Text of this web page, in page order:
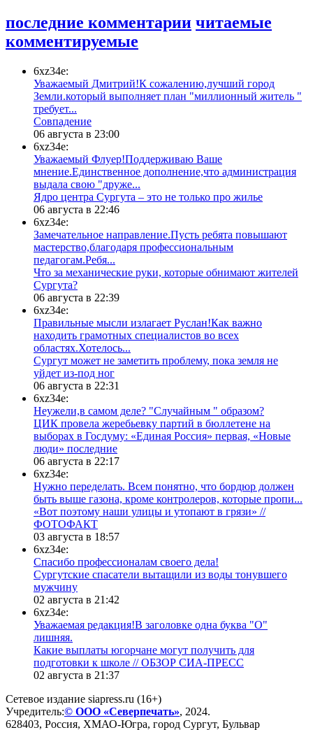
последние комментарии читаемые
комментируемые
6xz34e:
Уважаемый Дмитрий!К сожалению,лучший город
Земли.который выполняет план "миллионный житель "
требует...
​Совпадение
06 августа в 23:00
6xz34e:
Уважаемый Флуер!Поддерживаю Ваше
мнение.Единственное дополнение,что администрация
выдала свою "друже...
​Ядро центра Сургута ‒ это не только про жилье
06 августа в 22:46
6xz34e:
Замечательное направление.Пусть ребята повышают
мастерство,благодаря профессиональным
педагогам.Ребя...
​Что за механические руки, которые обнимают жителей
Сургута?
06 августа в 22:39
6xz34e:
Правильные мысли излагает Руслан!Как важно
находить грамотных специалистов во всех
областях.Хотелось...
Сургут может не заметить проблему, пока земля не
уйдет из-под ног
06 августа в 22:31
6xz34e:
Неужели,в самом деле? "Случайным " образом?
ЦИК провела жеребьевку партий в бюллетене на
выборах в Госдуму: «Единая Россия» первая, «Новые
люди» последние
06 августа в 22:17
6xz34e:
Нужно переделать. Всем понятно, что бордюр должен
быть выше газона, кроме контролеров, которые пропи...
«Вот поэтому наши улицы и утопают в грязи» //
ФОТОФАКТ
03 августа в 18:57
6xz34e:
Спасибо профессионалам своего дела!
Сургутские спасатели вытащили из воды тонувшего
мужчину
02 августа в 21:42
6xz34e:
Уважаемая редакция!В заголовке одна буква "О"
лишняя.
Какие выплаты югорчане могут получить для
подготовки к школе // ОБЗОР СИА-ПРЕСС
02 августа в 21:37
Сетевое издание siapress.ru (16+)
Учредитель:© ООО «Северпечать», 2024.
628403, Россия, ХМАО-Югра, город Сургут, Бульвар